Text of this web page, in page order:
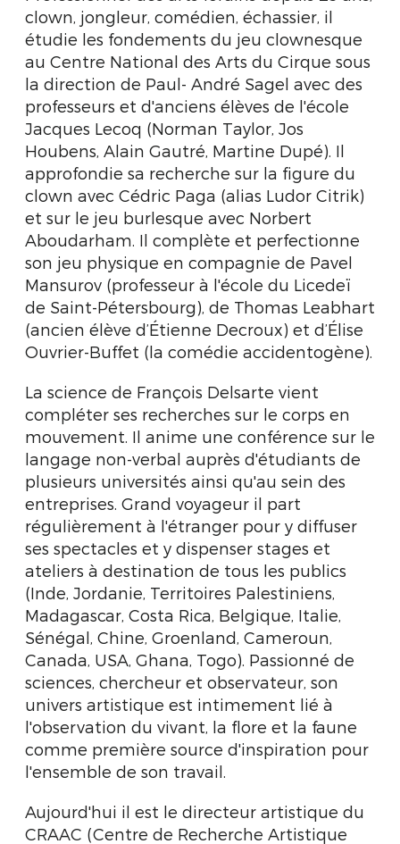
clown, jongleur, comédien, échassier, il
étudie les fondements du jeu clownesque
au Centre National des Arts du Cirque sous
la direction de Paul- André Sagel avec des
professeurs et d'anciens élèves de l'école
Jacques Lecoq (Norman Taylor, Jos
Houbens, Alain Gautré, Martine Dupé). Il
approfondie sa recherche sur la figure du
clown avec Cédric Paga (alias Ludor Citrik)
et sur le jeu burlesque avec Norbert
Aboudarham. Il complète et perfectionne
son jeu physique en compagnie de Pavel
Mansurov (professeur à l'école du Licedeï
de Saint-Pétersbourg), de Thomas Leabhart
(ancien élève d’Étienne Decroux) et d’Élise
Ouvrier-Buffet (la comédie accidentogène).
La science de François Delsarte vient
compléter ses recherches sur le corps en
mouvement. Il anime une conférence sur le
langage non-verbal auprès d'étudiants de
plusieurs universités ainsi qu'au sein des
entreprises. Grand voyageur il part
régulièrement à l'étranger pour y diffuser
ses spectacles et y dispenser stages et
ateliers à destination de tous les publics
(Inde, Jordanie, Territoires Palestiniens,
Madagascar, Costa Rica, Belgique, Italie,
Sénégal, Chine, Groenland, Cameroun,
Canada, USA, Ghana, Togo). Passionné de
sciences, chercheur et observateur, son
univers artistique est intimement lié à
l'observation du vivant, la flore et la faune
comme première source d'inspiration pour
l'ensemble de son travail.
Aujourd'hui il est le directeur artistique du
CRAAC (Centre de Recherche Artistique